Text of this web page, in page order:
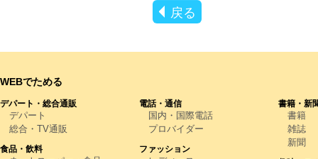
戻る
WEBでためる
デパート・総合通販
デパート
総合・TV通販
食品・飲料
電話・通信
国内・国際電話
プロバイダー
ファッション
書籍・新
書籍
雑誌
新聞